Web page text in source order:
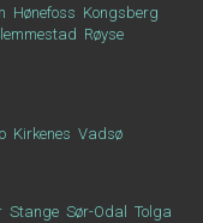
Hønefoss Kongsberg
Røyse
Kirkenes Vadsø
Stange Sør-Odal
Tolga